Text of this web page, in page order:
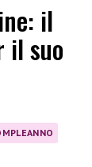
il
il suo